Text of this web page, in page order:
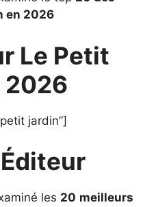
en 2026
Le Petit
2026
jardin”]
les 20 meilleurs